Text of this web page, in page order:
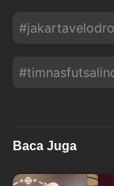
#
#
Baca Juga